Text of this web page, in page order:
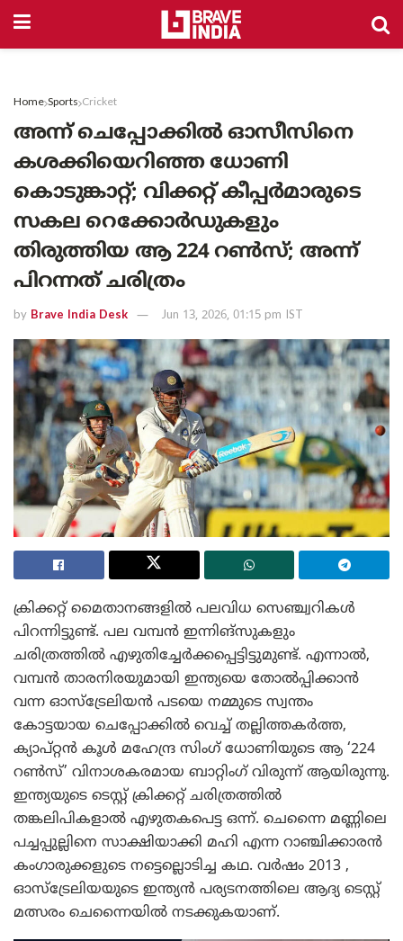
Home Sports Cricket
അന്ന് ചെപ്പോക്കിൽ ഓസീസിനെ
കശക്കിയെറിഞ്ഞ ധോണി
കൊടുങ്കാറ്റ്; വിക്കറ്റ് കീപ്പർമാരുടെ
സകല റെക്കോർഡുകളും
തിരുത്തിയ ആ 224 റൺസ്; അന്ന്
പിറന്നത് ചരിത്രം
by Brave India Desk Jun 13, 2026, 01:15 pm IST
ക്രിക്കറ്റ് മൈതാനങ്ങളിൽ പലവിധ സെഞ്ച്വറികൾ
പിറന്നിട്ടുണ്ട്. പല വമ്പൻ ഇന്നിങ്സുകളും
ചരിത്രത്തിൽ എഴുതിച്ചേർക്കപ്പെട്ടിട്ടുമുണ്ട്. എന്നാൽ,
വമ്പൻ താരനിരയുമായി ഇന്ത്യയെ തോൽപ്പിക്കാൻ
വന്ന ഓസ്‌ട്രേലിയൻ പടയെ നമ്മുടെ സ്വന്തം
കോട്ടയായ ചെപ്പോക്കിൽ വെച്ച് തല്ലിത്തകർത്ത,
ക്യാപ്റ്റൻ കൂൾ മഹേന്ദ്ര സിംഗ് ധോണിയുടെ ആ ‘224
റൺസ്’ വിനാശകരമായ ബാറ്റിംഗ് വിരുന്ന് ആയിരുന്നു.
ഇന്ത്യയുടെ ടെസ്റ്റ് ക്രിക്കറ്റ് ചരിത്രത്തിൽ
തങ്കലിപികളാൽ എഴുതകപെട്ട ഒന്ന്. ചെന്നൈ മണ്ണിലെ
പച്ചപ്പുല്ലിനെ സാക്ഷിയാക്കി മഹി എന്ന റാഞ്ചിക്കാരൻ
കംഗാരുക്കളുടെ നട്ടെല്ലൊടിച്ച കഥ. വർഷം 2013 ,
ഓസ്‌ട്രേലിയയുടെ ഇന്ത്യൻ പര്യടനത്തിലെ ആദ്യ ടെസ്റ്റ്
മത്സരം ചെന്നൈയിൽ നടക്കുകയാണ്.